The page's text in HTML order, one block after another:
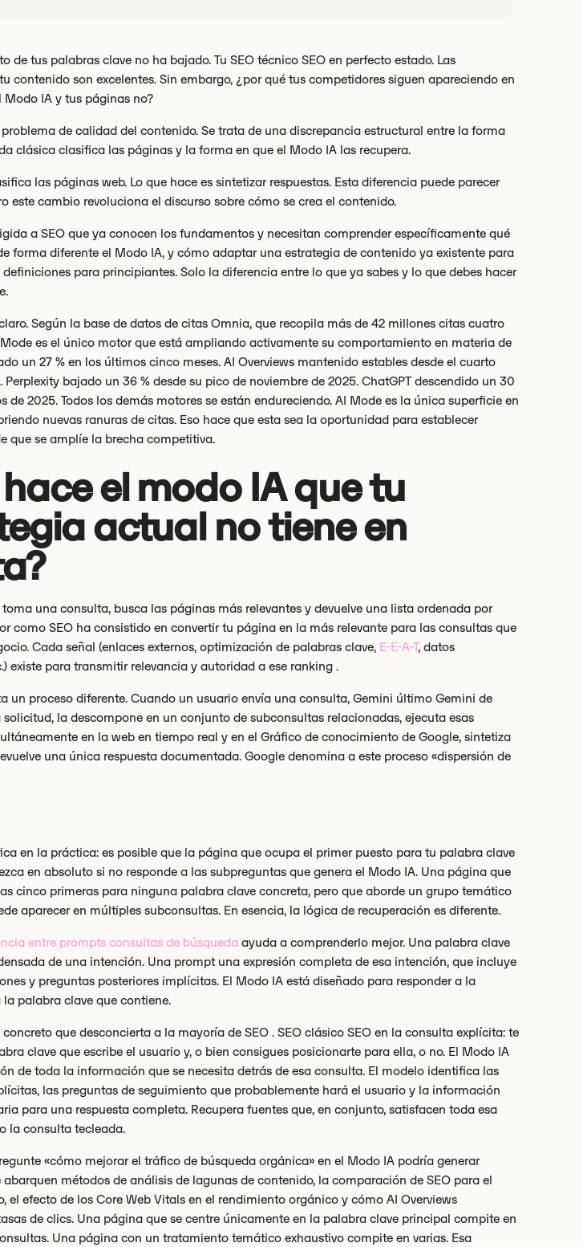
de tus palabras clave no ha bajado. Tu SEO técnico SEO en perfecto estado. Las
contenido son excelentes. Sin embargo, ¿por qué tus competidores siguen apareciendo en
Modo IA y tus páginas no?
de calidad del contenido. Se trata de una discrepancia estructural entre la forma
clásica clasifica las páginas y la forma en que el Modo IA las recupera.
las páginas web. Lo que hace es sintetizar respuestas. Esta diferencia puede parecer
este cambio revoluciona el discurso sobre cómo se crea el contenido.
a SEO que ya conocen los fundamentos y necesitan comprender específicamente qué
forma diferente el Modo IA, y cómo adaptar una estrategia de contenido ya existente para
definiciones para principiantes. Solo la diferencia entre lo que ya sabes y lo que debes hacer
Según la base de datos de citas Omnia, que recopila más de 42 millones citas cuatro
es el único motor que está ampliando activamente su comportamiento en materia de
un 27 % en los últimos cinco meses. AI Overviews mantenido estables desde el cuarto
Perplexity bajado un 36 % desde su pico de noviembre de 2025. ChatGPT descendido un 30
de 2025. Todos los demás motores se están endureciendo. AI Mode es la única superficie en
nuevas ranuras de citas. Eso hace que esta sea la oportunidad para establecer
que se amplíe la brecha competitiva.
el modo IA que tu
actual no tiene en
una consulta, busca las páginas más relevantes y devuelve una lista ordenada por
como SEO ha consistido en convertir tu página en la más relevante para las consultas que
Cada señal (enlaces externos, optimización de palabras clave, E-E-A-T, datos
existe para transmitir relevancia y autoridad a ese ranking .
un proceso diferente. Cuando un usuario envía una consulta, Gemini último Gemini de
la descompone en un conjunto de subconsultas relacionadas, ejecuta esas
en la web en tiempo real y en el Gráfico de conocimiento de Google, sintetiza
una única respuesta documentada. Google denomina a este proceso «dispersión de
en la práctica: es posible que la página que ocupa el primer puesto para tu palabra clave
en absoluto si no responde a las subpreguntas que genera el Modo IA. Una página que
cinco primeras para ninguna palabra clave concreta, pero que aborde un grupo temático
aparecer en múltiples subconsultas. En esencia, la lógica de recuperación es diferente.
entre prompts consultas de búsqueda ayuda a comprenderlo mejor. Una palabra clave
de una intención. Una prompt una expresión completa de esa intención, que incluye
y preguntas posteriores implícitas. El Modo IA está diseñado para responder a la
palabra clave que contiene.
que desconcierta a la mayoría de SEO . SEO clásico SEO en la consulta explícita: te
clave que escribe el usuario y, o bien consigues posicionarte para ella, o no. El Modo IA
de toda la información que se necesita detrás de esa consulta. El modelo identifica las
las preguntas de seguimiento que probablemente hará el usuario y la información
para una respuesta completa. Recupera fuentes que, en conjunto, satisfacen toda esa
la consulta tecleada.
«cómo mejorar el tráfico de búsqueda orgánica» en el Modo IA podría generar
métodos de análisis de lagunas de contenido, la comparación de SEO para el
el efecto de los Core Web Vitals en el rendimiento orgánico y cómo AI Overviews
de clics. Una página que se centre únicamente en la palabra clave principal compite en
Una página con un tratamiento temático exhaustivo compite en varias. Esa